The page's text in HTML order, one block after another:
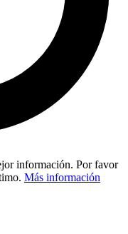
información. Por favor
Más información